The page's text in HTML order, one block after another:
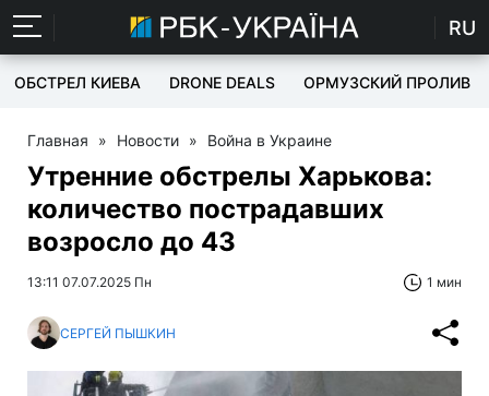
RU
ОБСТРЕЛ КИЕВА DRONE DEALS ОРМУЗСКИЙ ПРОЛИВ
Главная » Новости » Война в Украине
Утренние обстрелы Харькова:
количество пострадавших
возросло до 43
13:11 07.07.2025 Пн 1 мин
СЕРГЕЙ ПЫШКИН